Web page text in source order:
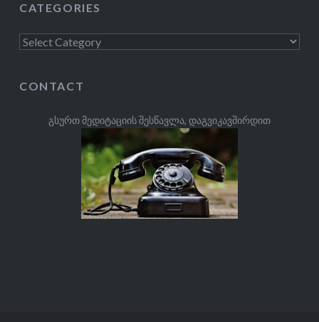
CATEGORIES
Categories
CONTACT
გსურთ მედიტაციის შესწავლა, დაგვიკავშირდით